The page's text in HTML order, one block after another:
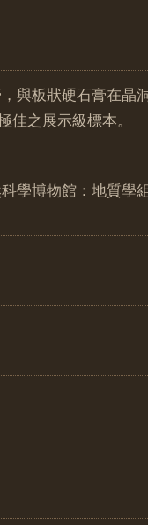
與板狀硬石膏在晶
佳之展示級標本。
學博物館：地質學